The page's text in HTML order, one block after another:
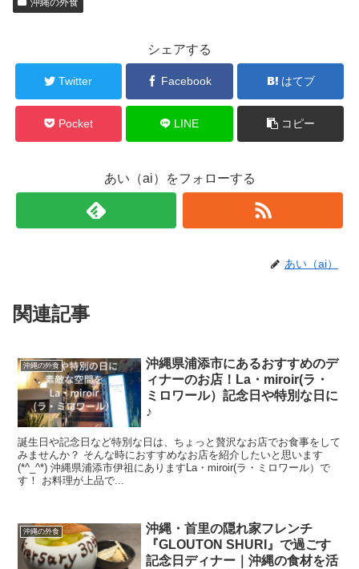
シェアする
Twitter Facebook はてブ
Pocket LINE コピー
あい（ai）をフォローする
あい（ai）
関連記事
沖縄の外食
沖縄県浦添市にあるおすすめのデ
ィナーのお店！La・miroir(ラ・
ミロワール）記念日や特別な日に
♪
誕生日や記念日など特別な日は、ちょっと贅沢なお店でお食事をして
みませんか？ そんな時におすすめなお店を紹介したいと思います
(*^_^*) 沖縄県浦添市伊祖にありますLa・miroir(ラ・ミロワール）で
す！ お料理が上品で...
沖縄の外食
沖縄・首里の隠れ家フレンチ
『GLOUTON SHURI』で過ごす
記念日ディナー｜沖縄の食材を活